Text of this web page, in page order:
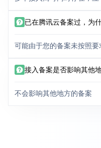
已在腾讯云备案过，为
可能由于您的备案未按照要
接入备案是否影响其他
不会影响其他地方的备案